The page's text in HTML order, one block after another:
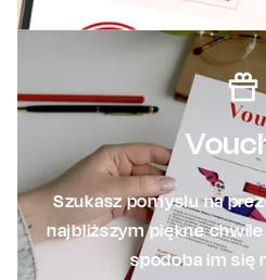
Szukasz pomysłu na
najbliższym piękne
spodoba im się